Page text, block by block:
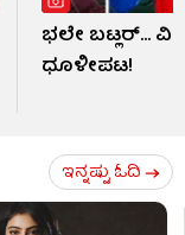
ಭಲೇ ಬಟ್ಲರ್...
ಧೂಳೀಪಟ!
ಇನ್ನಷ್ಟು ಓದಿ